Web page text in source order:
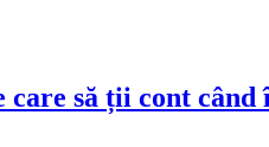
care să ții cont